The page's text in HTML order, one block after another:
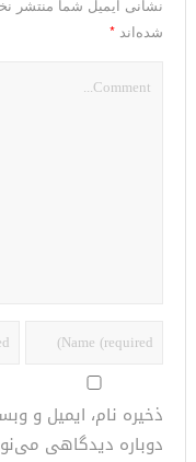
نشانی ایمیل شما منتشر
شده‌اند *
ذخیره نام، ایمیل و
دوباره دیدگاهی